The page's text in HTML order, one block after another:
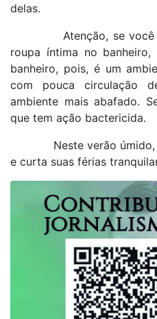
delas.
Atenção, se
roupa íntima no
banheiro, pois, é um
com pouca circulação
ambiente mais abafado.
que tem ação bactericida.
Neste verão
e curta suas férias